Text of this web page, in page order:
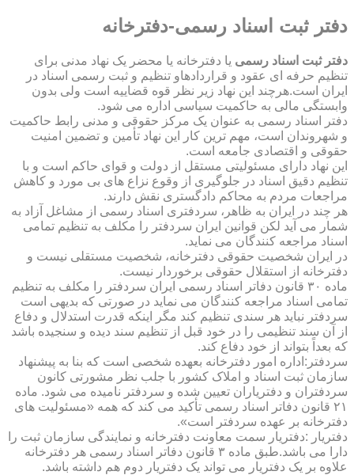
دفتر ثبت اسناد رسمی-دفترخانه
دفتر ثبت اسناد رسمی یا دفترخانه یا محضر یک نهاد مدنی برای
تنظیم حرفه ای عقود و قراردادهاو تنظیم و ثبت رسمی اسناد در
ایران است.هرچند این نهاد زیر نظر قوه قضاییه است ولی بدون
وابستگی مالی به حاکمیت سیاسی اداره می شود.
دفتر اسناد رسمی به عنوان یک مرکز حقوقی و مدنی رابط حاکمیت
و شهروندان است، مهم ترین کار این نهاد تأمین و تضمین امنیت
حقوقی و اقتصادی جامعه است.
این نهاد دارای مسئولیتی مستقل از دولت و قوای حاکم است و با
تنظیم دقیق اسناد در جلوگیری از وقوع نزاع های بی مورد و کاهش
مراجعات مردم به محاکم دادگستری نقش دارند.
هر چند در ایران به ظاهر، سردفتری اسناد رسمی از مشاغل آزاد به
شمار می آید لکن قوانین ایران سردفتر را مکلف به تنظیم تمامی
اسناد مراجعه کنندگان می نماید.
در ایران شخصیت حقوقی دفترخانه، شخصیت مستقلی نیست و
دفترخانه از استقلال حقوقی برخوردار نیست.
ماده ۳۰ قانون دفاتر اسناد رسمی ایران سردفتر را مکلف به تنظیم
تمامی اسناد مراجعه کنندگان می نماید در صورتی که بدیهی است
سردفتر نباید هر سندی تنظیم کند مگر اینکه قدرت استدلال و دفاع
از آن سند تنظیمی را در خود قبل از تنظیم سند دیده و سنجیده باشد
که بعداً بتواند از خود دفاع کند.
سردفتر:اداره امور دفترخانه بعهده شخصی است که بنا به پیشنهاد
سازمان ثبت اسناد و املاک کشور با جلب نظر مشورتی کانون
سردفتران و دفتریاران تعیین شده و سردفتر نامیده می شود. ماده
۲۱ قانون دفاتر اسناد رسمی تأکید می کند که همه «مسئولیت های
دفترخانه بر عهده سردفتر است».
دفتریار :دفتریار سمت معاونت دفترخانه و نمایندگی سازمان ثبت را
دارا می باشد.طبق ماده ۳ قانون دفاتر اسناد رسمی هر دفترخانه
علاوه بر یک دفتریار می تواند یک دفتریار دوم هم داشته باشد.